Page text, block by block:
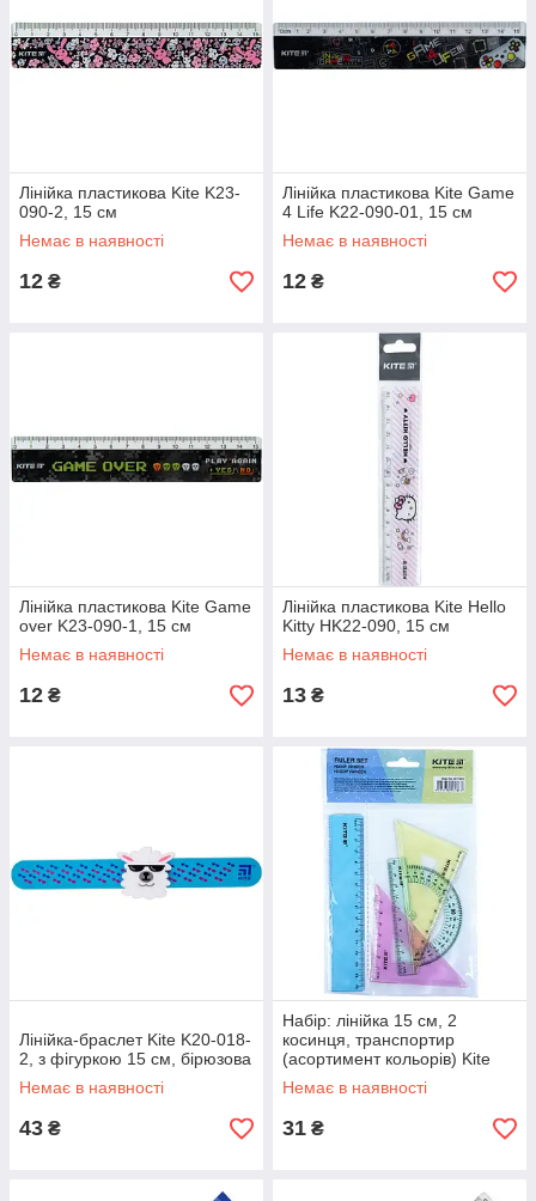
Лінійка пластикова Kite K23-
090-2, 15 см
Немає в наявності
12 ₴
Лінійка пластикова Kite Game
4 Life K22-090-01, 15 см
Немає в наявності
12 ₴
Лінійка пластикова Kite Game
over K23-090-1, 15 см
Немає в наявності
12 ₴
Лінійка пластикова Kite Hello
Kitty HK22-090, 15 см
Немає в наявності
13 ₴
Лінійка-браслет Kite K20-018-
2, з фігуркою 15 см, бірюзова
Немає в наявності
43 ₴
Набір: лінійка 15 см, 2
косинця, транспортир
(асортимент кольорів) Kite
К17-281
Немає в наявності
31 ₴